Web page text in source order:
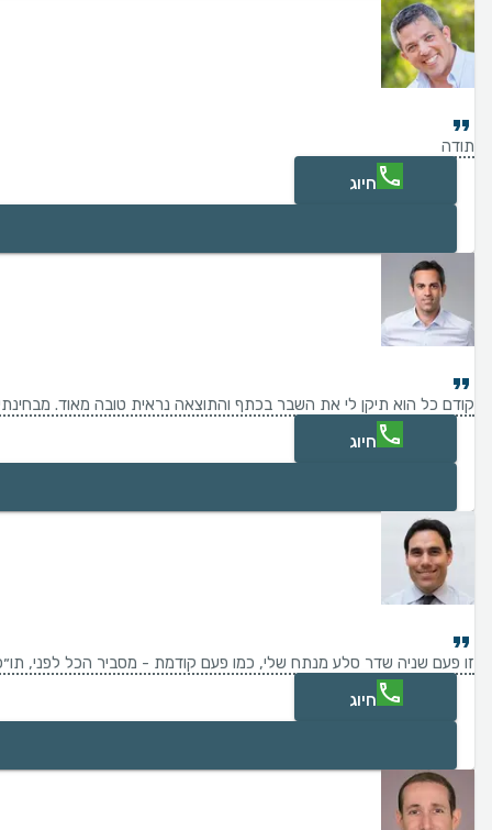
תודה
חיוג
קודם כל הוא תיקן לי את השבר בכתף והתוצאה נראית טובה מאוד.
חיוג
זו פעם שניה שדר סלע מנתח שלי, כמו פעם קודמת - מסביר הכל לפני,
חיוג